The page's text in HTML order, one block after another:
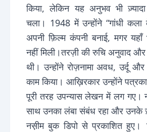
किया, लेकिन यह अनुभव भी
चला। 1948 में उन्होंने “गांधी
अपनी फ़िल्म कंपनी बनाई, मगर
नहीं मिली।तरज़ी की रुचि अनुवाद और
थी। उन्होंने रोज़नामा अवध, उर्दू
काम किया। आख़िरकार उन्होंने
पूरी तरह उपन्यास लेखन में लग गए।
साथ उनका लंबा संबंध रहा और उनके
नस़ीम बुक डिपो से प्रकाशित